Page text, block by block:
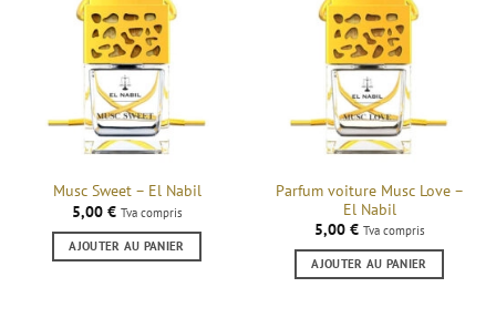
Musc Sweet – El Nabil
5,00 € Tva compris
AJOUTER AU PANIER
Parfum voiture Musc Love –
El Nabil
5,00 € Tva compris
AJOUTER AU PANIER